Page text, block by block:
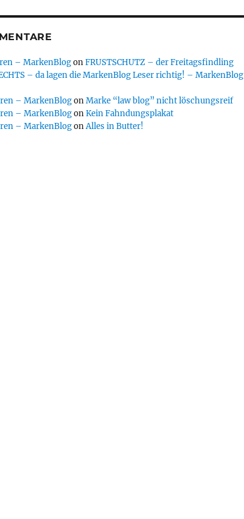
– MarkenBlogonFRUSTSCHUTZ – der Freitagsfindling
– da lagen die MarkenBlog Leser richtig! – MarkenBlog
– MarkenBlogonMarke “law blog” nicht löschungsreif
– MarkenBlogonKein Fahndungsplakat
– MarkenBlogonAlles in Butter!